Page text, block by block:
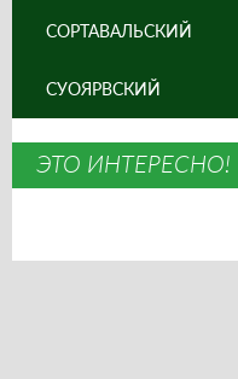
СОРТАВАЛЬСКИЙ
СУОЯРВСКИЙ
ЭТО ИНТЕРЕСНО!